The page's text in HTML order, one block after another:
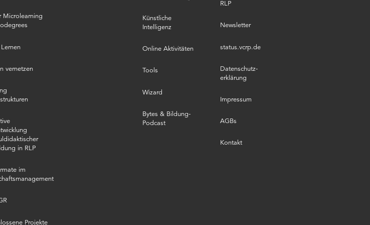
Microlearning
vernetzen
in RLP
im
Projekte
Künstliche
Intelligenz
Online Aktivitäten
Tools
Wizard
Bytes & Bildung-
Podcast
RLP
Newsletter
status.vcrp.de
Datenschutz­
erklärung
Impressum
AGBs
Kontakt